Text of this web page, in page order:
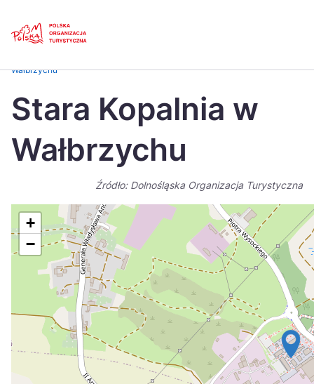
Česká
Dansk
Italiano
Nederlands 日本
Português
Україна
Zamknij
Wałbrzychu
Stara Kopalnia w
Wałbrzychu
Źródło: Dolnośląska Organizacja Turystyczna
+
−